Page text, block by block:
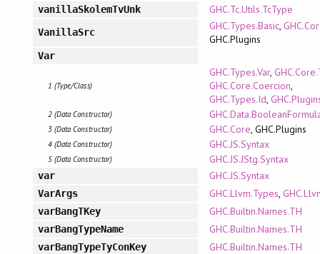
vanillaSkolemTvUnk GHC.Tc.Utils.TcType
VanillaSrc GHC.Types.Basic,
GHC.Plugins
Var
1 (Type/Class)
GHC.Types.Var,
GHC.Core.Coercion,
GHC.Types.Id,
2 (Data Constructor)
3 (Data Constructor) GHC.Core, GHC.Plugins
4 (Data Constructor) GHC.JS.Syntax
5 (Data Constructor) GHC.JS.JStg.Syntax
var GHC.JS.Syntax
VarArgs GHC.Llvm.Types,
varBangTKey GHC.Builtin.Names.TH
varBangTypeName GHC.Builtin.Names.TH
varBangTypeTyConKey GHC.Builtin.Names.TH